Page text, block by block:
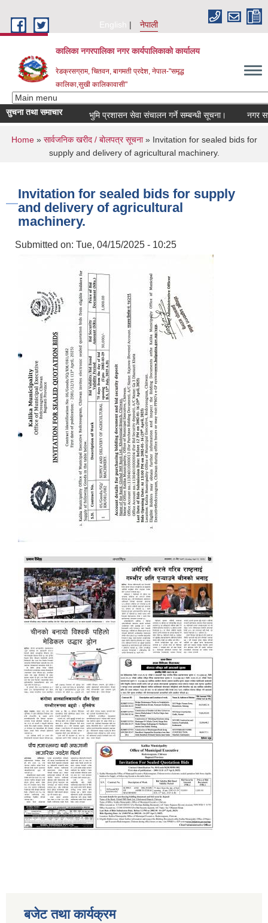
English
नेपाली
कालिका नगरपालिका नगर कार्यपालिकाकाे कार्यालय
रेडक्रसग्राम, चितवन, बागमती प्रदेश, नेपाल-"समृद्ध
कालिका,सुखी कालिकावासी"
सुचना तथा समाचार भुमि प्रशासन सेवा संचालन गर्ने सम्बन्धी सूचना। नगर सभा
You are here
Home» सार्वजनिक खरीद / बाेलपत्र सूचना» Invitation for sealed bids for
supply and delivery of agricultural machinery.
Invitation for sealed bids for supply
and delivery of agricultural
machinery.
Submitted on: Tue, 04/15/2025 - 10:25
बजेट तथा कार्यक्रम